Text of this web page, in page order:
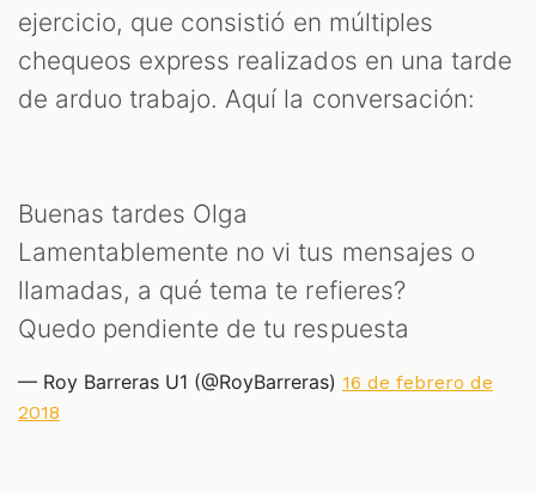
ejercicio, que consistió en múltiples
chequeos express realizados en una tarde
de arduo trabajo. Aquí la conversación:
Buenas tardes Olga
Lamentablemente no vi tus mensajes o
llamadas, a qué tema te refieres?
Quedo pendiente de tu respuesta
— Roy Barreras U1 (@RoyBarreras) 16 de febrero de
2018